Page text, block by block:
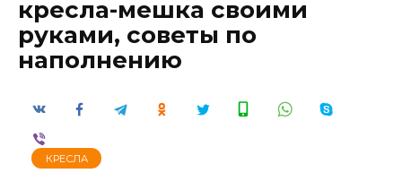
кресла-мешка своими
руками, советы по
наполнению
КРЕСЛА